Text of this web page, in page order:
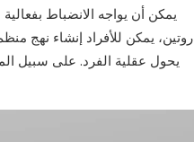
يمكن أن يواجه الانضباط
روتين، يمكن للأفراد إنشاء نهج
يحول عقلية الفرد. على سبيل